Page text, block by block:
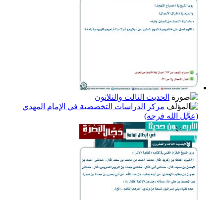
الحديث الثالث والثلاثون
مركز الدراسات التخصصية في الإمام المهدي
(عجَّل الله فرجه)